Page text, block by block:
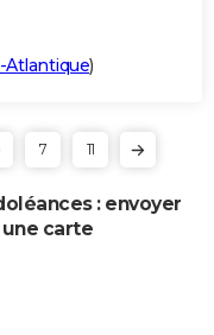
Atlantique)
7 11
: envoyer
carte